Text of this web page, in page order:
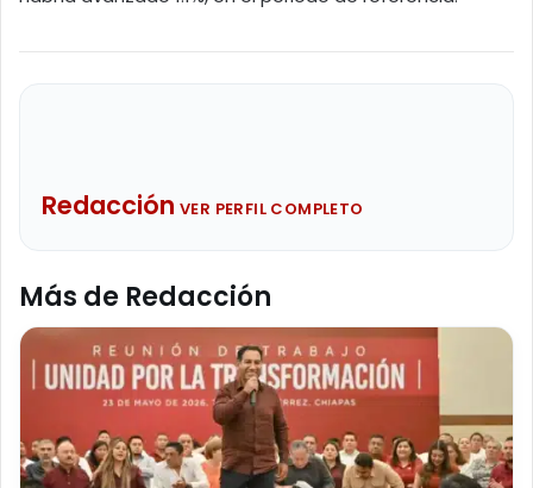
Redacción VER PERFIL COMPLETO
Más de Redacción